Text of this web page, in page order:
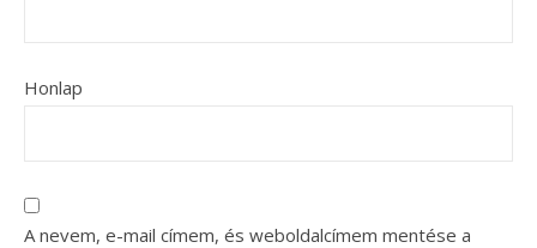
Honlap
A nevem, e-mail címem, és weboldalcímem mentése a